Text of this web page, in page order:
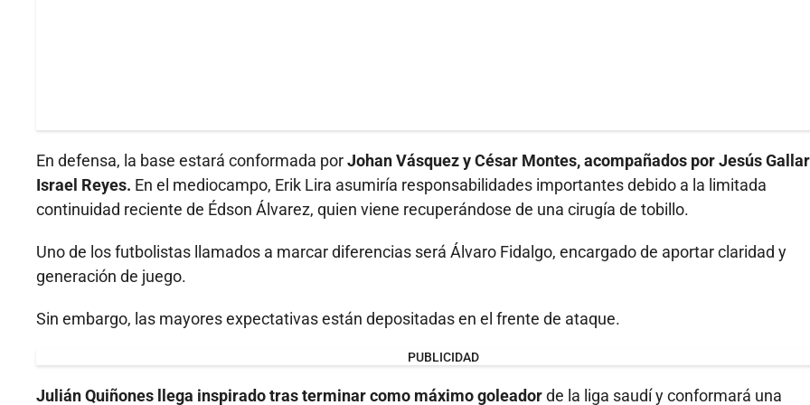
En defensa, la base estará conformada porJohan Vásquez y César Montes, acompañados por Jesús
Israel Reyes. En el mediocampo, Erik Lira asumiría responsabilidades importantes debido a la limitada
continuidad reciente de Édson Álvarez, quien viene recuperándose de una cirugía de tobillo.
Uno de los futbolistas llamados a marcar diferencias será Álvaro Fidalgo, encargado de aportar claridad y
generación de juego.
Sin embargo, las mayores expectativas están depositadas en el frente de ataque.
PUBLICIDAD
Julián Quiñones llega inspirado tras terminar como máximo goleadorde la liga saudí y conformará una